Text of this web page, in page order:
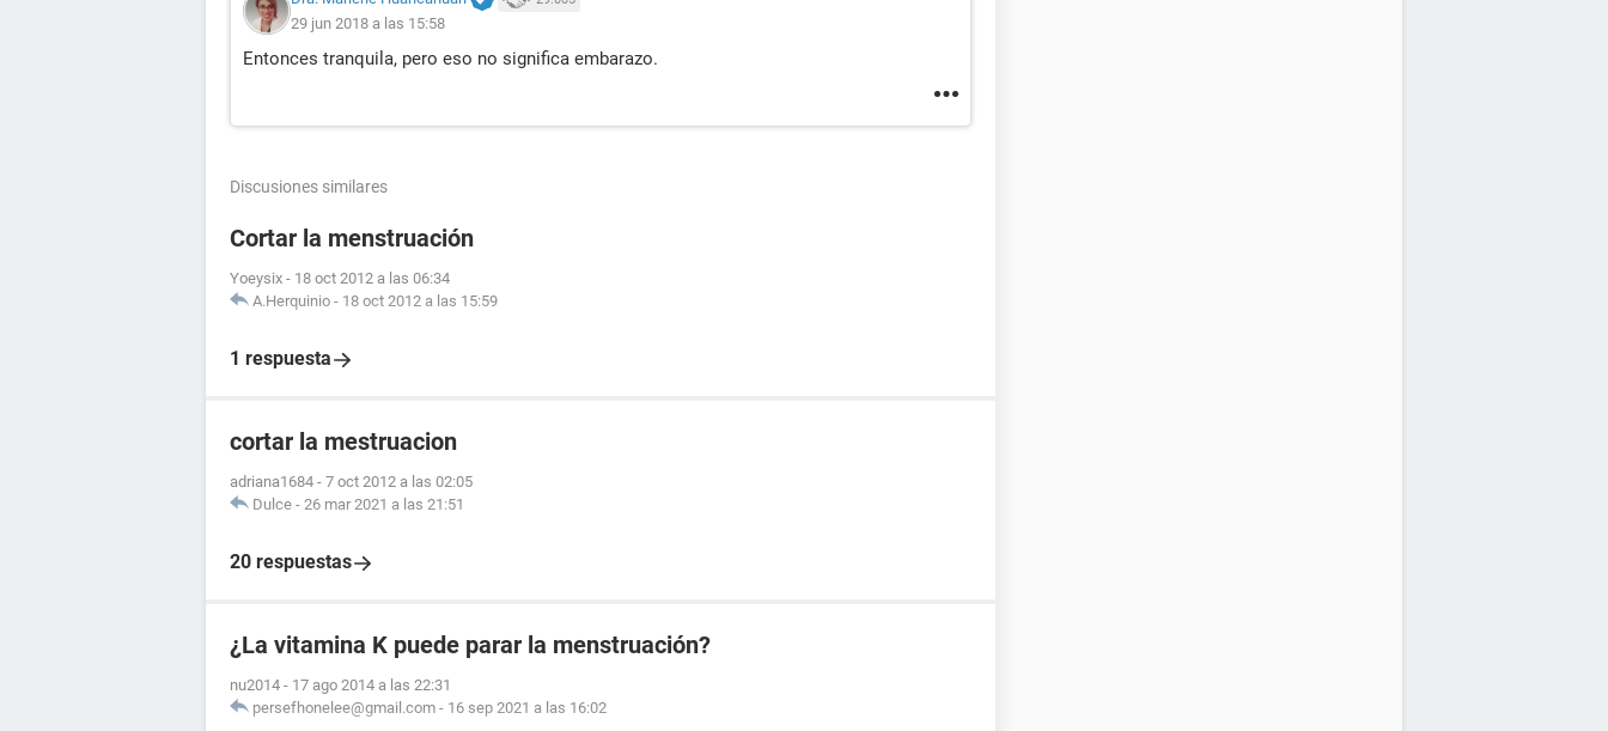
29 jun 2018 a las 15:58
Entonces tranquila, pero eso no significa embarazo.
Discusiones similares
Cortar la menstruación
Yoeysix - 18 oct 2012 a las 06:34
A.Herquinio - 18 oct 2012 a las 15:59
1 respuesta
cortar la mestruacion
adriana1684 - 7 oct 2012 a las 02:05
Dulce - 26 mar 2021 a las 21:51
20 respuestas
¿La vitamina K puede parar la menstruación?
nu2014 - 17 ago 2014 a las 22:31
persefhonelee@gmail.com - 16 sep 2021 a las 16:02